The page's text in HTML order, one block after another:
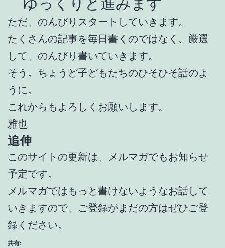
ただ、のんびりスタートしていきます。
たくさんの記事を毎日書くのではなく、厳選
して、のんびり書いていきます。
そう。ちょうど子どもたちのひそひそ話のよ
うに。
これからもよろしくお願いします。
雅也
追伸
このサイトの更新は、メルマガでもお知らせ
予定です。
メルマガではもっと書けないようなお話して
いきますので、ご登録がまだの方はぜひご登
録ください。
共有: